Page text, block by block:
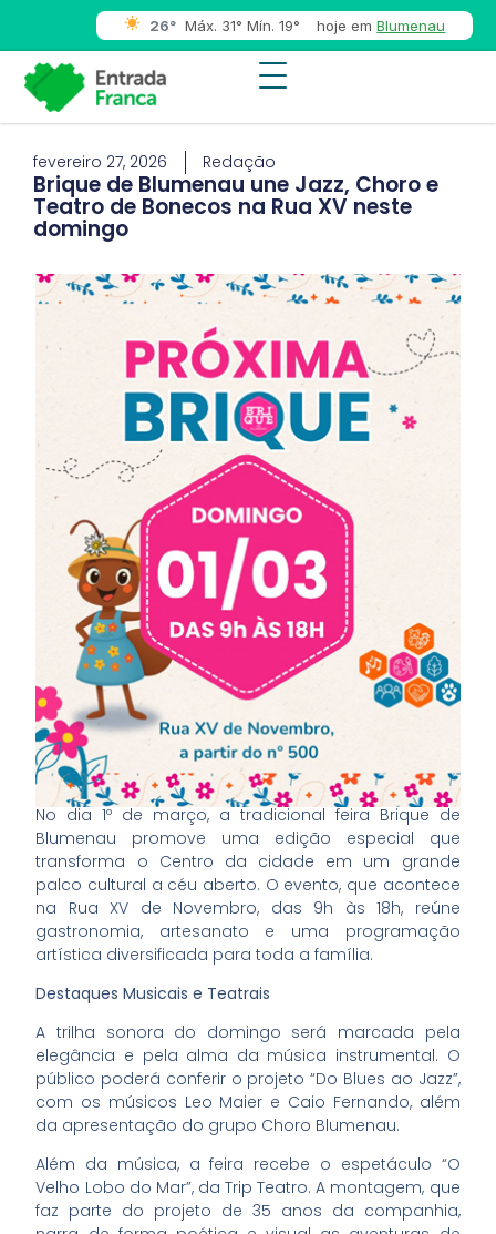
26° Máx. 31° Mín. 19° hoje em Blumenau
fevereiro 27, 2026 Redação
Brique de Blumenau une Jazz, Choro e
Teatro de Bonecos na Rua XV neste
domingo
No dia 1º de março, a tradicional feira Brique de
Blumenau promove uma edição especial que
transforma o Centro da cidade em um grande
palco cultural a céu aberto. O evento, que acontece
na Rua XV de Novembro, das 9h às 18h, reúne
gastronomia, artesanato e uma programação
artística diversificada para toda a família.
Destaques Musicais e Teatrais
A trilha sonora do domingo será marcada pela
elegância e pela alma da música instrumental. O
público poderá conferir o projeto “Do Blues ao Jazz”,
com os músicos Leo Maier e Caio Fernando, além
da apresentação do grupo Choro Blumenau.
Além da música, a feira recebe o espetáculo “O
Velho Lobo do Mar”, da Trip Teatro. A montagem, que
faz parte do projeto de 35 anos da companhia,